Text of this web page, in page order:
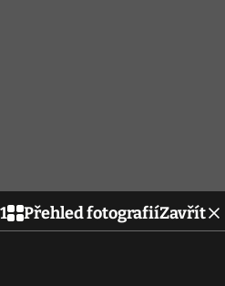
Přehled fotografiíZavřít